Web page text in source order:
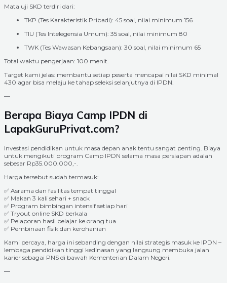
Mata uji SKD terdiri dari:
TKP (Tes Karakteristik Pribadi): 45 soal, nilai minimum 156
TIU (Tes Intelegensia Umum): 35 soal, nilai minimum 80
TWK (Tes Wawasan Kebangsaan): 30 soal, nilai minimum 65
Total waktu pengerjaan: 100 menit.
Target kami jelas: membantu setiap peserta mencapai nilai SKD minimal
430 agar bisa melaju ke tahap seleksi selanjutnya di IPDN.
—
Berapa Biaya Camp IPDN di
LapakGuruPrivat.com?
Investasi pendidikan untuk masa depan anak tentu sangat penting. Biaya
untuk mengikuti program Camp IPDN selama masa persiapan adalah
sebesar Rp35.000.000,-.
Harga tersebut sudah termasuk:
✅ Asrama dan fasilitas tempat tinggal
✅ Makan 3 kali sehari + snack
✅ Program bimbingan intensif setiap hari
✅ Tryout online SKD berkala
✅ Pelaporan hasil belajar ke orang tua
✅ Pembinaan fisik dan kerohanian
Kami percaya, harga ini sebanding dengan nilai strategis masuk ke IPDN –
lembaga pendidikan tinggi kedinasan yang langsung membuka jalan
karier sebagai PNS di bawah Kementerian Dalam Negeri.
—